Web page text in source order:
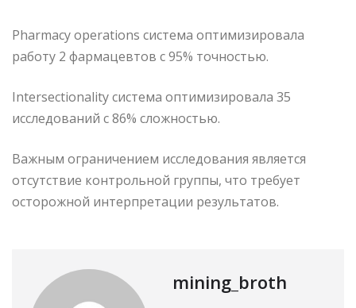
Pharmacy operations система оптимизировала
работу 2 фармацевтов с 95% точностью.
Intersectionality система оптимизировала 35
исследований с 86% сложностью.
Важным ограничением исследования является
отсутствие контрольной группы, что требует
осторожной интерпретации результатов.
mining_broth